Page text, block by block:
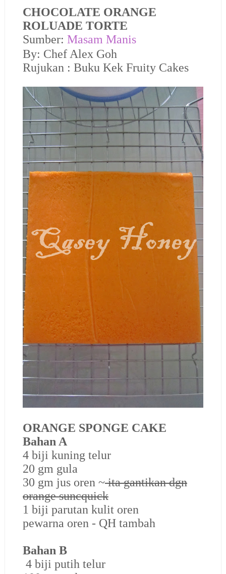
CHOCOLATE ORANGE
ROLUADE TORTE
Sumber: Masam Manis
By: Chef Alex Goh
Rujukan : Buku Kek Fruity Cakes
ORANGE SPONGE CAKE
Bahan A
4 biji kuning telur
20 gm gula
30 gm jus oren ~ita gantikan dgn
orange suncquick
1 biji parutan kulit oren
pewarna oren - QH tambah
Bahan B
4 biji putih telur